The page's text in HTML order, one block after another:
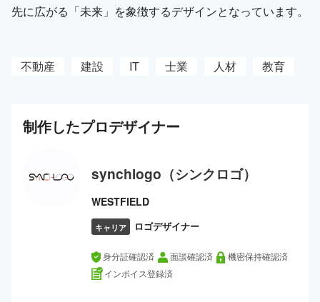
先に広がる「未来」を象徴するデザインとなっています。
不動産 建設 IT 士業 人材 教育
制作したプロデザイナー
synchlogo（シンクロゴ）
WESTFIELD
キャリア ロゴデザイナー
身分証確認済 面談確認済
機密保持確認済
インボイス登録済